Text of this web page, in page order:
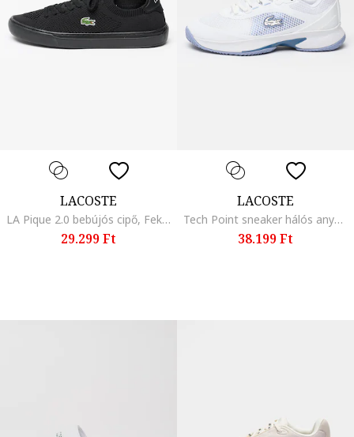
LACOSTE
LA Pique 2.0 bebújós cipő, Fekete
29.299 Ft
LACOSTE
Tech Point sneaker hálós anyagbetétekkel, Pasztellkék/Fehér
38.199 Ft